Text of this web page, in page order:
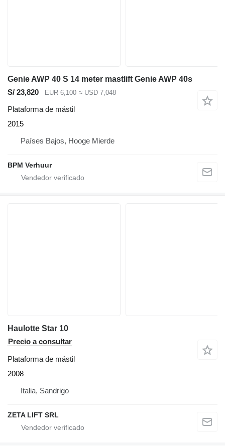
Genie AWP 40 S 14 meter mastlift Genie AWP 40s
S/ 23,820
EUR 6,100 ≈ USD 7,048
Plataforma de mástil
2015
Países Bajos, Hooge Mierde
BPM Verhuur
Haulotte Star 10
Precio a consultar
Plataforma de mástil
2008
Italia, Sandrigo
ZETA LIFT SRL